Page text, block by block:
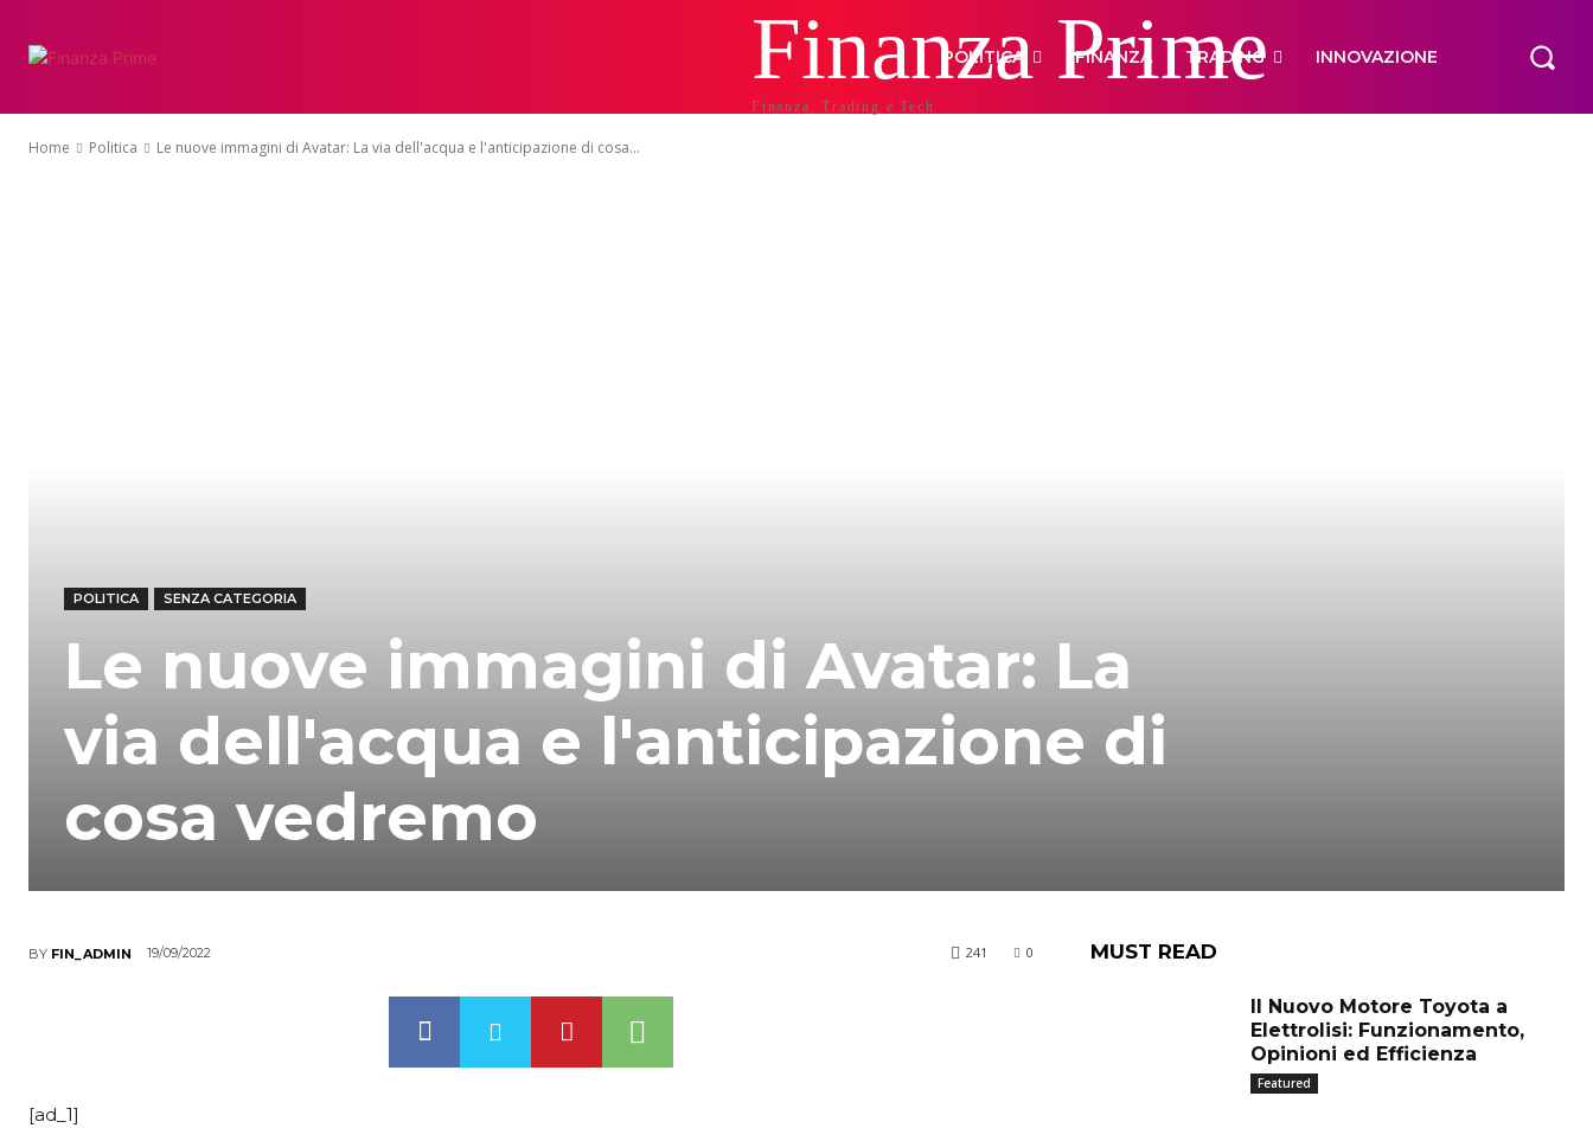
Finanza Prime
Finanza, Trading e Tech
POLITICA FINANZA TRADING INNOVAZIONE
Home Politica Le nuove immagini di Avatar: La via dell'acqua e l'anticipazione di cosa...
POLITICA SENZA CATEGORIA
Le nuove immagini di Avatar: La
via dell'acqua e l'anticipazione di
cosa vedremo
BY FIN_ADMIN 19/09/2022 0
241
[ad_1]
MUST READ
Il Nuovo Motore Toyota a
Elettrolisi: Funzionamento,
Opinioni ed Efficienza
Featured